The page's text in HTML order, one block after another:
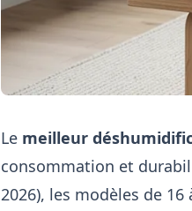
Le meilleur
consommation et
2026), les modèles de